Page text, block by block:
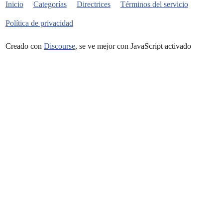
Inicio Categorías Directrices Términos del servicio
Política de privacidad
Creado con Discourse, se ve mejor con JavaScript activado